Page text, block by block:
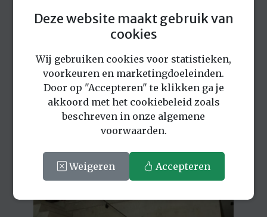
Deze website maakt gebruik van
cookies
Wij gebruiken cookies voor statistieken,
voorkeuren en marketingdoeleinden.
Door op "Accepteren" te klikken ga je
akkoord met het cookiebeleid zoals
beschreven in onze algemene
voorwaarden.
Weigeren Accepteren